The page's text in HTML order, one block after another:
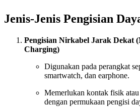
Jenis-Jenis Pengisian
Pengisian Nirkabel Jarak Dekat
Charging)
Digunakan pada perangkat
smartwatch, dan earphone.
Memerlukan kontak fisik
dengan permukaan pengisi